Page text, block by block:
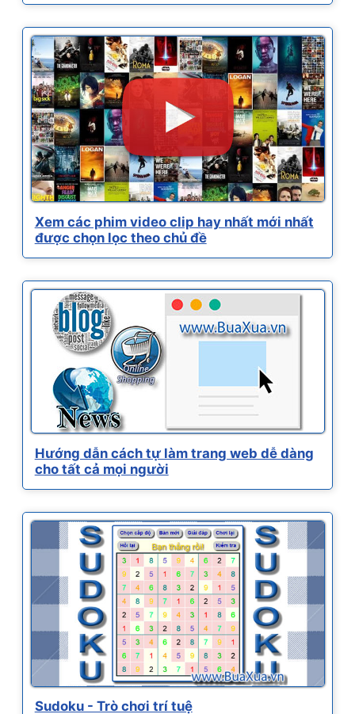
Xem các phim video clip hay nhất mới nhất
được chọn lọc theo chủ đề
Hướng dẫn cách tự làm trang web dễ dàng
cho tất cả mọi người
Sudoku - Trò chơi trí tuệ